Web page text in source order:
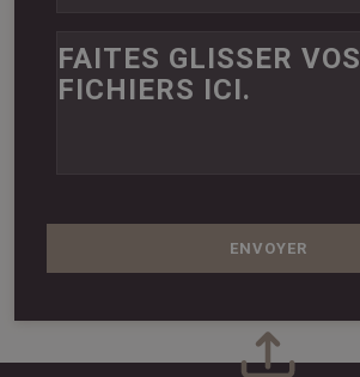
FAITES GLISSER VOS
FICHIERS ICI.
ENVOYER